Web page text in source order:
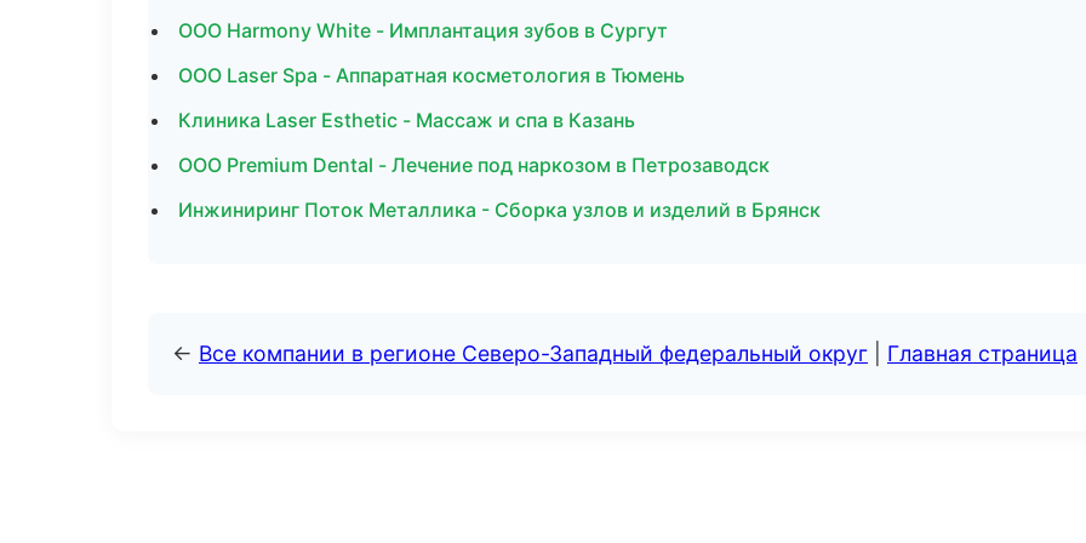
ООО Harmony White - Имплантация зубов в Сургут
ООО Laser Spa - Аппаратная косметология в Тюмень
Клиника Laser Esthetic - Массаж и спа в Казань
ООО Premium Dental - Лечение под наркозом в Петрозаводск
Инжиниринг Поток Металлика - Сборка узлов и изделий в Брянск
← Все компании в регионе Северо-Западный федеральный округ Главная страница